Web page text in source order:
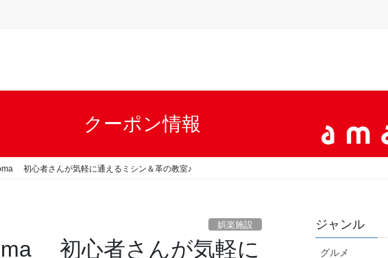
クーポン情報
初心者さんが気軽に通えるミシン＆革の教室♪
娯楽施設
初心者さんが気軽に
ジャンル
グルメ